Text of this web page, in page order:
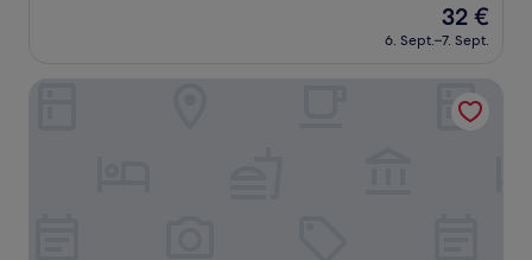
Bewertungen)
Der
Preis
beträgt
32 €
6. Sept.–7. Sept.